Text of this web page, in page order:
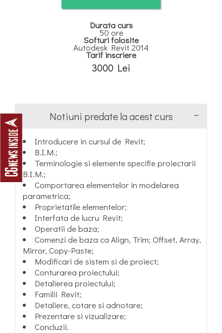
Durata curs
50 ore
Softuri folosite
Autodesk Revit 2014
Tarif inscriere
3000 Lei
Notiuni predate la acest curs
Introducere in cursul de Revit;
B.I.M.;
Terminologie si elemente specifie proiectarii
B.I.M.;
Comportarea elementelor in modelarea
parametrica;
Proprietatile elementelor;
Interfata de lucru Revit;
Operatii de baza;
Comenzi de baza ca Align, Trim; Offset, Array,
Mirror, Copy-Paste;
Modificari de sistem si de proiect;
Conturarea proiectului;
Detalierea proiectului;
Familii Revit;
Detaliere, cotare si adnotare;
Prezentare si vizualizare;
Concluzii.